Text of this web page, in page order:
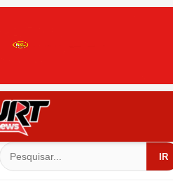
IR